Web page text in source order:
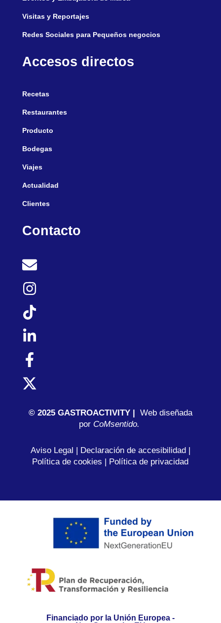
Visitas y Reportajes
Redes Sociales para Pequeños negocios
Accesos directos
Recetas
Restaurantes
Producto
Bodegas
Viajes
Actualidad
Clientes
Contacto
© 2025 GASTROACTIVITY | Web diseñada
porCoMsentido.
Aviso Legal | Declaración de accesibilidad|
Política de cookies | Política de privacidad
Financiado por la Unión Europea -